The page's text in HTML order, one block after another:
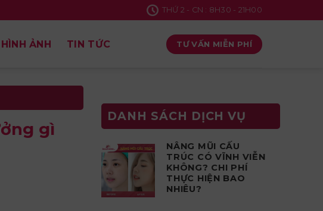
THỨ 2 - CN : 8H30 - 21H00
HÌNH ẢNH TIN TỨC TƯ VẤN MIỄN PHÍ
gì
DANH SÁCH DỊCH VỤ
NÂNG MŨI CẤU
TRÚC CÓ VĨNH VIỄN
KHÔNG? CHI PHÍ
THỰC HIỆN BAO
NHIÊU?